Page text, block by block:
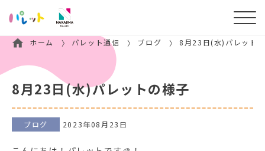
ホーム パレット通信 ブログ 8月23日(水)パレット
8月23日(水)パレットの様子
ブログ 2023年08月23日